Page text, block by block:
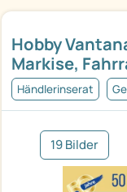
Hobby
Markise,
Händlerinserat
19 Bilder